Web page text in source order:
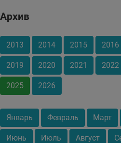
Архив
2013 2014 2015 2016
2019 2020 2021 2022
2025 2026
Январь Февраль Март
Июнь Июль Август